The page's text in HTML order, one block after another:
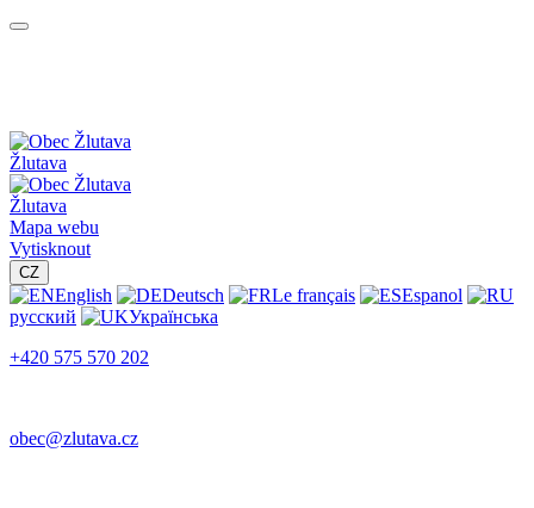
Žlutava
Žlutava
Mapa webu
Vytisknout
CZ
English Deutsch Le français
Espanol
русский
Українська
+420 575 570 202
obec@zlutava.cz